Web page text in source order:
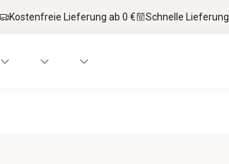
Kostenfreie Lieferung ab 0 € Schnelle Lieferung